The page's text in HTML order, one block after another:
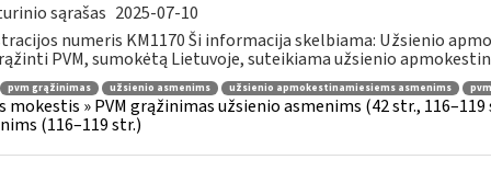
sąrašas 2025-07-10
numeris KM1170 Ši informacija skelbiama: Užsienio
PVM, sumokėtą Lietuvoje, suteikiama užsienio
pvm grąžinimas užsienio asmenims užsienio apmokestinamiesiems asmenims
mokestis » PVM grąžinimas užsienio asmenims (42 str.,
(116–119 str.)